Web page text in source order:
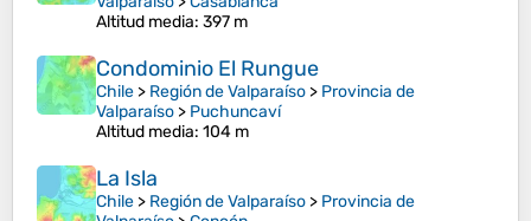
Altitud media: 397 m
Condominio El Rungue
Chile > Región de Valparaíso > Provincia de
Valparaíso > Puchuncaví
Altitud media: 104 m
La Isla
Chile > Región de Valparaíso > Provincia de